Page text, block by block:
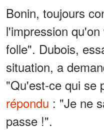
Bonin, toujours
l'impression
folle". Dubois,
situation, a
"Qu'est-ce qui se
répondu : "Je ne
passe !".